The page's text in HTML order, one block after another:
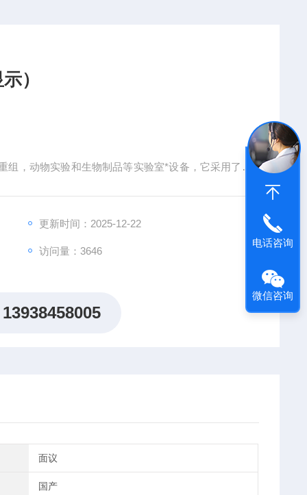
）
，动物实验和生物制品等实验室*设备，它采用了的
更新时间：2025-12-22
访问量：3646
13938458005
面议
国产
电话咨询
微信咨询